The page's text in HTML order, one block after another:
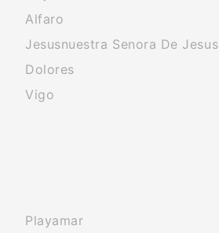
Alfaro
Jesusnuestra Senora De Jesus
Dolores
Vigo
Playamar